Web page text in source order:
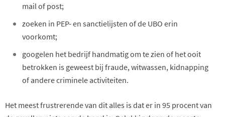
mail of post;
zoeken in PEP- en sanctielijsten of de UBO erin
voorkomt;
googelen het bedrijf handmatig om te zien of het ooit
betrokken is geweest bij fraude, witwassen, kidnapping
of andere criminele activiteiten.
Het meest frustrerende van dit alles is dat er in 95 procent van